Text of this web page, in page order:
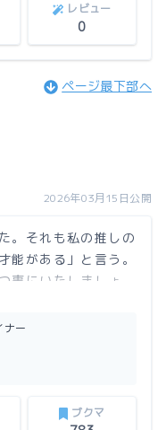
レビュー
0
ページ最下部へ
2026年03月15日公開
。それも私の推しの
がある」と言う。
事にいたしましょ
来るのはどちら？
しています。
ー
ブクマ